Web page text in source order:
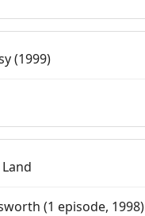
(1999)
(1 episode, 1998)